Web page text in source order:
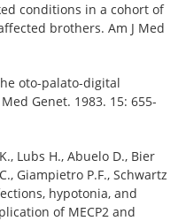
conditions in a cohort of
brothers. Am J Med
oto-palato-digital
Genet. 1983. 15: 655-
Lubs H., Abuelo D., Bier
Giampietro P.F., Schwartz
hypotonia, and
of MECP2 and